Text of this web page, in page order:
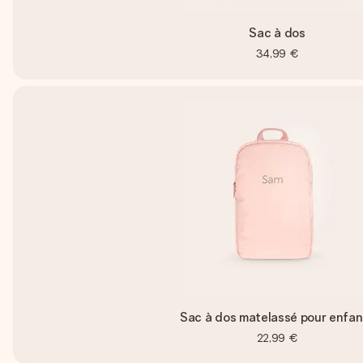
Sac à dos
34,99 €
Sac à dos matelassé pour
22,99 €